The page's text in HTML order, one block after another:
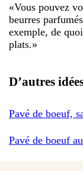
«Vous pouvez
beurres
exemple, de
plats.»
D’autres
Pavé de boeuf,
Pavé de boeuf